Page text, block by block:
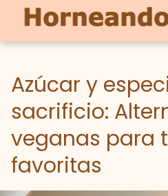
Azúcar y
sacrificio:
veganas para
favoritas